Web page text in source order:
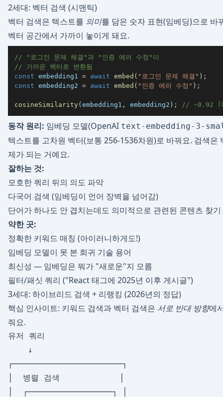
2세대: 벡터 검색 (시맨틱)
벡터 검색은 텍스트를 의미를 담은 숫자 표현(임베딩)으로 바
벡터 공간에서 가까이 놓이게 돼요.
// "로그인 문제 해결"과 "인증 에러 수정"이
// 가까운 벡터로 변환됨
const embedding1 = await embed ( "로그인 문제 해결" ) ;
const embedding2 = await embed ( "인증 에러 수정" ) ;
cosineSimilarity(embedding1 , embedding2 ) ; // ~0.92 (
동작 원리: 임베딩 모델(OpenAI text-embedding-3-
텍스트를 고차원 벡터(보통 256-1536차원)로 바꿔요. 검색
제가 되는 거예요.
잘하는 것:
모호한 쿼리 뒤의 의도 파악
다국어 검색 (임베딩이 언어 장벽을 넘어감)
단어가 하나도 안 겹치는데도 의미적으로 관련된 콘텐츠 찾기
약한 곳:
정확한 키워드 매칭 (아이러니하게도!)
임베딩 모델이 못 본 희귀 기술 용어
최신성 — 임베딩은 뭐가 "새로운"지 모름
필터/패싯 쿼리 ("React 태그에 2025년 이후 게시글")
3세대: 하이브리드 검색 + 리랭킹 (2026년의 정답)
핵심 인사이트: 키워드 검색과 벡터 검색은 서로 반대 방향에
줘요.
유저 쿼리
    ↓
┌──────────────────────┐
│  병렬 검색            │
│  ┌─────────────────┐ │